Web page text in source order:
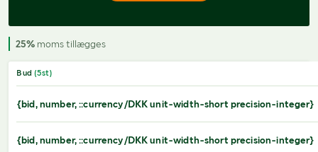
25% moms tillægges
Bud (5st)
{bid, number, ::currency/DKK unit-width-short precision-integer}
{bid, number, ::currency/DKK unit-width-short precision-integer}